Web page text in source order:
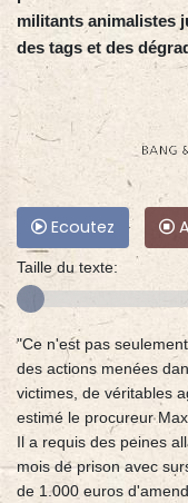
militants animalistes
des tags et des
Ecoutez
Taille du texte:
"Ce n'est pas
des actions menées
victimes, de véritables
estimé le procureur
Il a requis des peines
mois de prison avec
de 1.000 euros